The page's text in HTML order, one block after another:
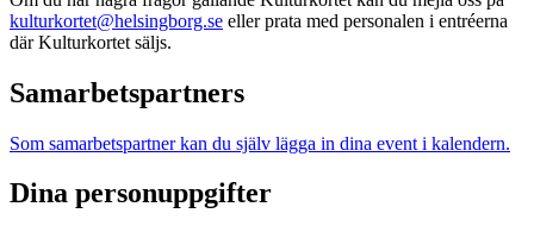
kulturkortet@helsingborg.se eller prata med personalen i entréerna
där Kulturkortet säljs.
Samarbetspartners
Som samarbetspartner kan du själv lägga in dina event i kalendern.
Dina personuppgifter